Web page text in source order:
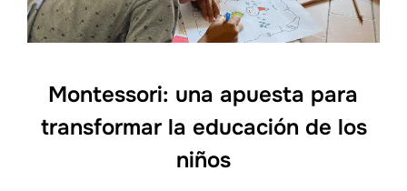
Montessori: una apuesta para
transformar la educación de los
niños